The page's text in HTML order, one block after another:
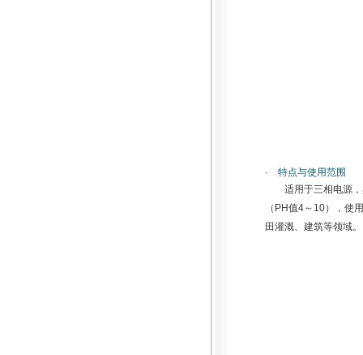
· 特点与使用范围
适用于三相电源
（PH值4～10），使
田灌溉、建筑等领域。